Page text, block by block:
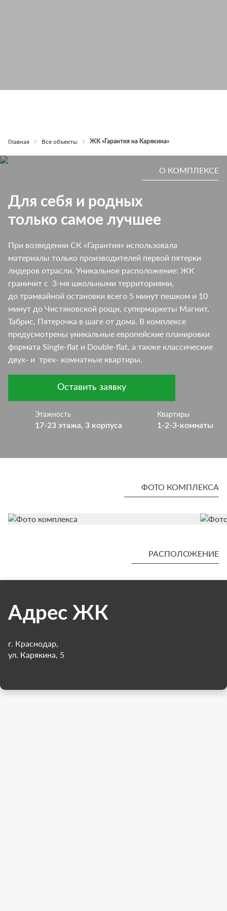
Главная Все объекты ЖК «Гарантия на Карякина»
О КОМПЛЕКСЕ
Для себя и родных
только самое лучшее
При возведении СК «Гарантия» использовала
материалы только производителей первой пятерки
лидеров отрасли. Уникальное расположение: ЖК
граничит с 3-мя школьными территориями,
до трамвайной остановки всего 5 минут пешком и 10
минут до Чистяковской рощи, супермаркеты Магнит,
Табрис, Пятерочка в шаге от дома. В комплексе
предусмотрены уникальные европейские планировки
формата Single-flat и Double-flat, а также классические
двух- и трех- комнатные квартиры.
Оставить заявку
Этажность
17-23 этажа, 3 корпуса
Квартиры
1-2-3-комнаты
ФОТО КОМПЛЕКСА
РАСПОЛОЖЕНИЕ
Адрес ЖК
г. Краснодар,
ул. Карякина, 5